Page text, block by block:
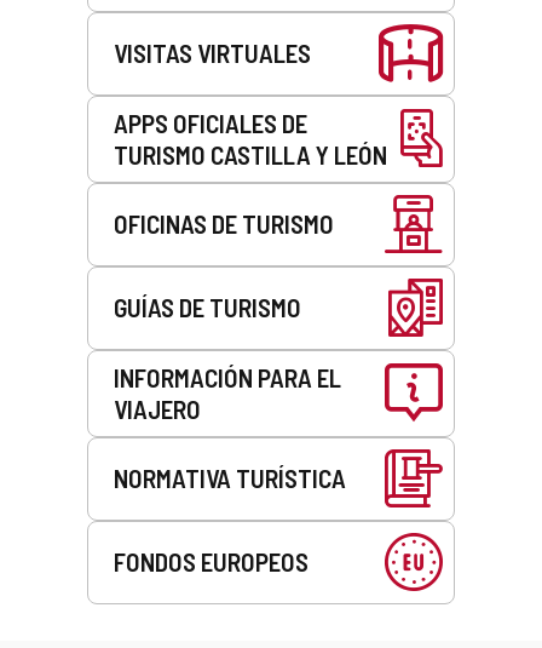
VISITAS VIRTUALES
APPS OFICIALES DE
TURISMO CASTILLA Y LEÓN
OFICINAS DE TURISMO
GUÍAS DE TURISMO
INFORMACIÓN PARA EL
VIAJERO
NORMATIVA TURÍSTICA
FONDOS EUROPEOS